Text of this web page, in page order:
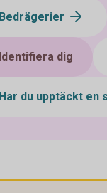
Bedrägerier
Identifiera dig
Har du upptäckt en